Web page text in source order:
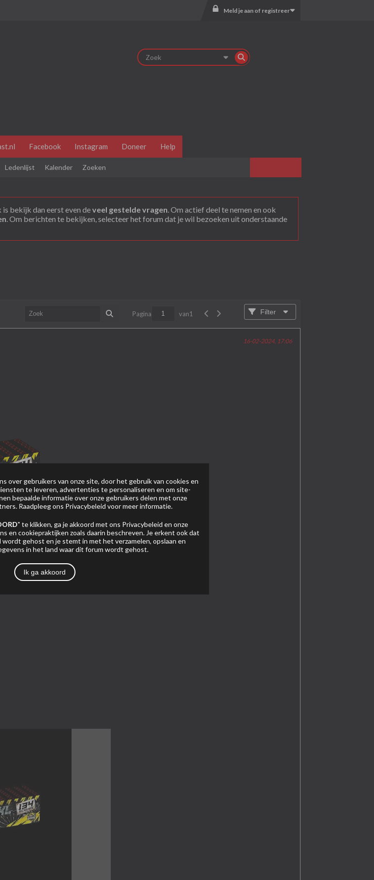
Meld je aan of registreer
Facebook Instagram Doneer Help
Ledenlijst Kalender Zoeken
is bekijk dan eerst even deveel gestelde vragen. Om actief deel te nemen en ook
. Om berichten te bekijken, selecteer het forum dat je wil bezoeken uit onderstaande
Pagina van1 Filter
16-02-2024, 17:06
over gebruikers van onze site, door het gebruik van cookies en
te leveren, advertenties te personaliseren en om site-
bepaalde informatie over onze gebruikers delen met onze
Raadpleeg ons Privacybeleid voor meer informatie.
" te klikken, ga je akkoord met ons Privacybeleid en onze
en cookiepraktijken zoals daarin beschreven. Je erkent ook dat
gehost en je stemt in met het verzamelen, opslaan en
in het land waar dit forum wordt gehost.
Ik ga akkoord